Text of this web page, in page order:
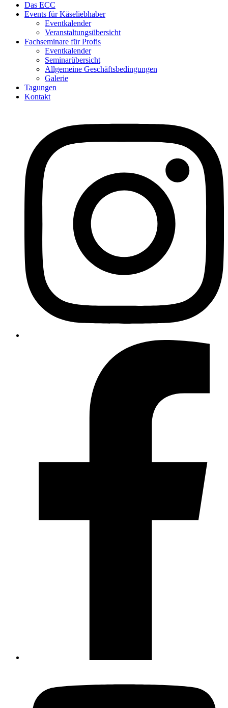
Das ECC
Events für Käseliebhaber
Eventkalender
Veranstaltungsübersicht
Fachseminare für Profis
Eventkalender
Seminarübersicht
Allgemeine Geschäftsbedingungen
Galerie
Tagungen
Kontakt